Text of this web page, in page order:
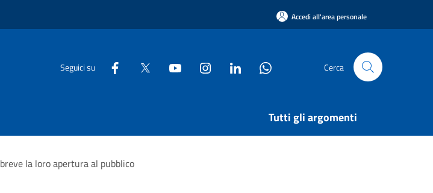
Accedi all'area personale
Seguici su Cerca
Tutti gli argomenti
la loro apertura al pubblico